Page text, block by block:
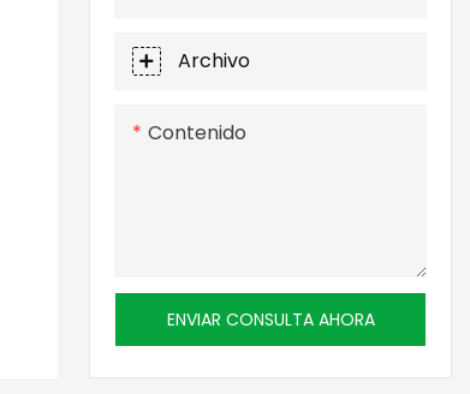
Archivo
Contenido
ENVIAR CONSULTA AHORA